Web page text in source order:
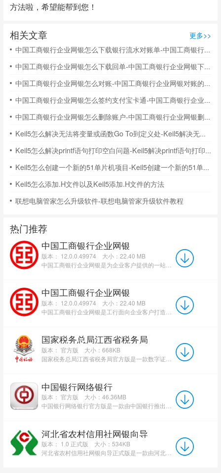
方法啦，希望能帮到您！
相关文章 更多>>
中国工商银行企业网银怎么下载银行流水对账单-中国工商银行企业网银下载银行流水对账单的方法
中国工商银行企业网银怎么下载回单-中国工商银行企业网银下载回单的方法
中国工商银行企业网银怎么对账-中国工商银行企业网银对账的方法
中国工商银行企业网银怎么签约支付宝卡通-中国工商银行企业网银签约支付宝卡通的方法
中国工商银行企业网银怎么删除账户-中国工商银行企业网银删除账户的方法
Keil5怎么解决无法将变量或函数Go To到定义处-Keil5解决无法将变量或函数Go To到定义处的方法
Keil5怎么解决printf语句打印空白问题-Keil5解决printf语句打印空白问题的方法
Keil5怎么创建一个新的51单片机项目-Keil5创建一个新的51单片机项目的方法
Keil5怎么添加.H文件以及Keil5添加.H文件的方法
联想电脑管家怎么升级软件-联想电脑管家升级软件教程
热门推荐
中国工商银行企业网银
版本： 12.0.0.49974
大小：22.40 MB
中国工商银行企业网银是为企业客户提供的一站式金融服务平台，支持账户查询、转账汇款、在线支付、投资理财...
中国工商银行企业网银
版本： 12.0.0.49974
大小：22.40 MB
国家税务总局江西省税务局
版本： 官方版
大小：668KB
中国银行网络银行
版本： 官方版
大小：46.36MB
河北省农村信用社网银向导
版本： 1.0 正式版
大小：534KB
河北省农村信用社网银向导正式版是一款由河北农村信用社官方推出的USBKEY管理向导工具。河北省农村信用社...